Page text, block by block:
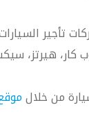
تأجير
هيرتز،
من خلال